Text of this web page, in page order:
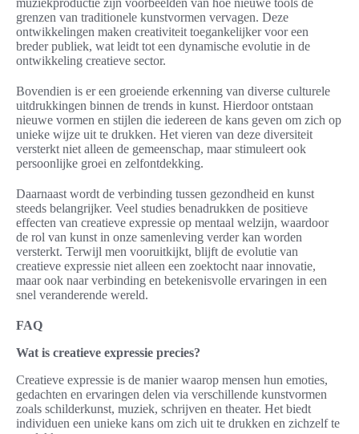
muziekproductie zijn voorbeelden van hoe nieuwe tools de
grenzen van traditionele kunstvormen vervagen. Deze
ontwikkelingen maken creativiteit toegankelijker voor een
breder publiek, wat leidt tot een dynamische evolutie in de
ontwikkeling creatieve sector.
Bovendien is er een groeiende erkenning van diverse culturele
uitdrukkingen binnen de trends in kunst. Hierdoor ontstaan
nieuwe vormen en stijlen die iedereen de kans geven om zich op
unieke wijze uit te drukken. Het vieren van deze diversiteit
versterkt niet alleen de gemeenschap, maar stimuleert ook
persoonlijke groei en zelfontdekking.
Daarnaast wordt de verbinding tussen gezondheid en kunst
steeds belangrijker. Veel studies benadrukken de positieve
effecten van creatieve expressie op mentaal welzijn, waardoor
de rol van kunst in onze samenleving verder kan worden
versterkt. Terwijl men vooruitkijkt, blijft de evolutie van
creatieve expressie niet alleen een zoektocht naar innovatie,
maar ook naar verbinding en betekenisvolle ervaringen in een
snel veranderende wereld.
FAQ
Wat is creatieve expressie precies?
Creatieve expressie is de manier waarop mensen hun emoties,
gedachten en ervaringen delen via verschillende kunstvormen
zoals schilderkunst, muziek, schrijven en theater. Het biedt
individuen een unieke kans om zich uit te drukken en zichzelf te